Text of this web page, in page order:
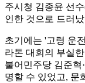
주시청 김종윤 선
인한 것으로 드러
초기에는 '고령 운
라톤 대회의 부실
불어민주당 김준혁
명할 수 있었고, 문